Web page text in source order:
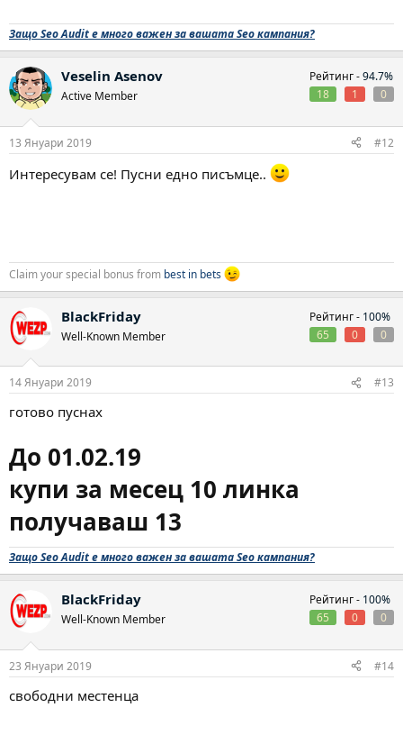
Защо Seo Audit е много важен за вашата Seo кампания?
Veselin Asenov
Active Member
Рейтинг -94.7%
18
1 0
13 Януари 2019 #12
Интересувам се! Пусни едно писъмце..
Claim your special bonus from best in bets
BlackFriday
Well-Known Member
Рейтинг - 100%
65
0 0
14 Януари 2019 #13
готово пуснах
До 01.02.19
купи за месец 10 линка
получаваш 13
Защо Seo Audit е много важен за вашата Seo кампания?
BlackFriday
Well-Known Member
Рейтинг - 100%
65
0 0
23 Януари 2019 #14
свободни местенца